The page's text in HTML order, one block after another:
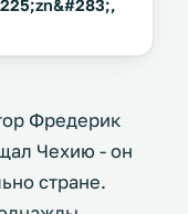
Фредерик
Чехию - он
стране.